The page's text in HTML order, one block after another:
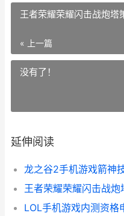
王者荣耀荣耀闪击战炮塔
« 上一篇
没有了！
延伸阅读
龙之谷2手机游戏箭神